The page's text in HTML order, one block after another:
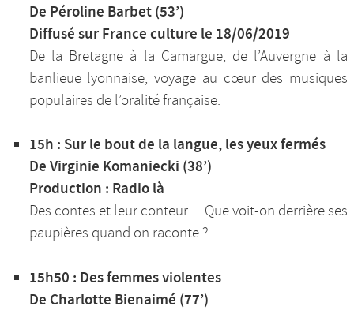
De Péroline Barbet (53’)
Diffusé sur France culture le 18/06/2019
De la Bretagne à la Camargue, de l’Auvergne à la
banlieue lyonnaise, voyage au cœur des musiques
populaires de l’oralité française.
15h : Sur le bout de la langue, les yeux fermés
De Virginie Komaniecki (38’)
Production : Radio là
Des contes et leur conteur ... Que voit-on derrière ses
paupières quand on raconte ?
15h50 : Des femmes violentes
De Charlotte Bienaimé (77’)